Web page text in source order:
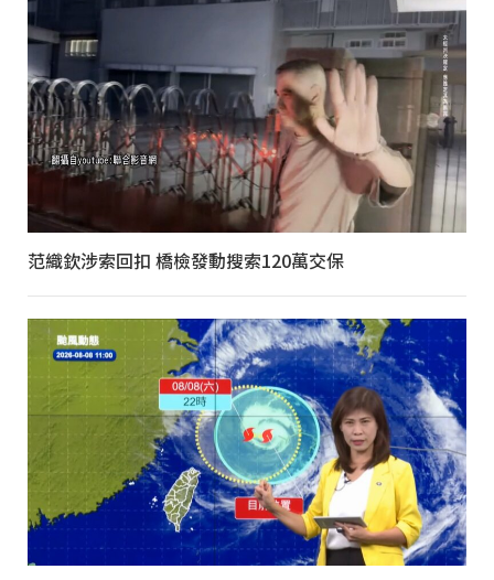
范織欽涉索回扣 橋檢發動搜索120萬交保